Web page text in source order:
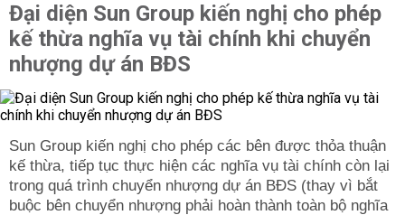
Đại diện Sun Group kiến nghị cho phép
kế thừa nghĩa vụ tài chính khi chuyển
nhượng dự án BĐS
Sun Group kiến nghị cho phép các bên được thỏa thuận
kế thừa, tiếp tục thực hiện các nghĩa vụ tài chính còn lại
trong quá trình chuyển nhượng dự án BĐS (thay vì bắt
buộc bên chuyển nhượng phải hoàn thành toàn bộ nghĩa